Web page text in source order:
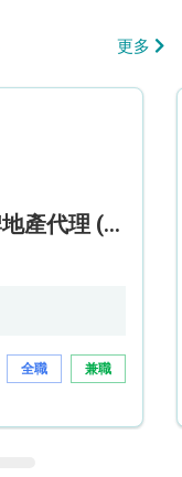
更多
全職/兼職持牌營業員/持牌地產代理 (長沙灣/將軍澳/油塘)
全職 兼職